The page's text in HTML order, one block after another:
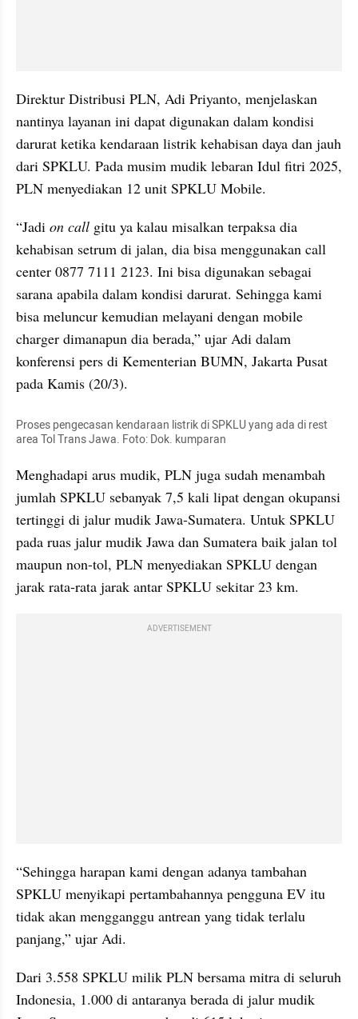
Direktur Distribusi PLN, Adi Priyanto, menjelaskan
nantinya layanan ini dapat digunakan dalam kondisi
darurat ketika kendaraan listrik kehabisan daya dan jauh
dari SPKLU. Pada musim mudik lebaran Idul fitri 2025,
PLN menyediakan 12 unit SPKLU Mobile.
“Jadi on call gitu ya kalau misalkan terpaksa dia
kehabisan setrum di jalan, dia bisa menggunakan call
center 0877 7111 2123. Ini bisa digunakan sebagai
sarana apabila dalam kondisi darurat. Sehingga kami
bisa meluncur kemudian melayani dengan mobile
charger dimanapun dia berada,” ujar Adi dalam
konferensi pers di Kementerian BUMN, Jakarta Pusat
pada Kamis (20/3).
Proses pengecasan kendaraan listrik di SPKLU yang ada di rest
area Tol Trans Jawa. Foto: Dok. kumparan
Menghadapi arus mudik, PLN juga sudah menambah
jumlah SPKLU sebanyak 7,5 kali lipat dengan okupansi
tertinggi di jalur mudik Jawa-Sumatera. Untuk SPKLU
pada ruas jalur mudik Jawa dan Sumatera baik jalan tol
maupun non-tol, PLN menyediakan SPKLU dengan
jarak rata-rata jarak antar SPKLU sekitar 23 km.
ADVERTISEMENT
“Sehingga harapan kami dengan adanya tambahan
SPKLU menyikapi pertambahannya pengguna EV itu
tidak akan mengganggu antrean yang tidak terlalu
panjang,” ujar Adi.
Dari 3.558 SPKLU milik PLN bersama mitra di seluruh
Indonesia, 1.000 di antaranya berada di jalur mudik